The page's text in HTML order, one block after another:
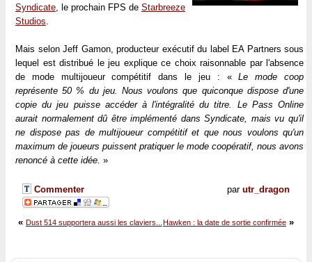
Syndicate, le prochain FPS de Starbreeze
Studios.
Mais selon Jeff Gamon, producteur exécutif du label EA Partners sous
lequel est distribué le jeu explique ce choix raisonnable par l'absence
de mode multijoueur compétitif dans le jeu : «Le mode coop
représente 50 % du jeu. Nous voulons que quiconque dispose d'une
copie du jeu puisse accéder à l'intégralité du titre. Le Pass Online
aurait normalement dû être implémenté dans Syndicate, mais vu qu'il
ne dispose pas de multijoueur compétitif et que nous voulons qu'un
maximum de joueurs puissent pratiquer le mode coopératif, nous avons
renoncé à cette idée. »
par utr_dragon
Commenter
Hawken : la date de sortie confirmée »
« Dust 514 supportera aussi les claviers...